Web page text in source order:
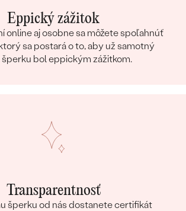
Eppický zážitok
online aj osobne sa môžete spoľahnúť
sa postará o to, aby už samotný
bol eppickým zážitkom.
Transparentnosť
šperku od nás dostanete certifikát